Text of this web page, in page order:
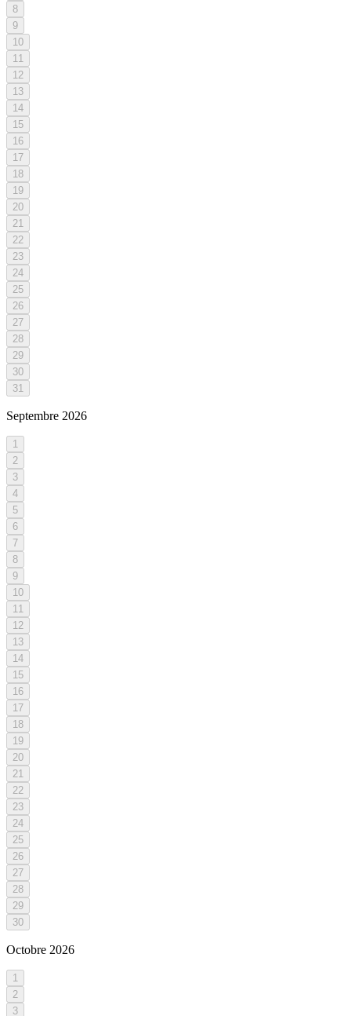
8
9
10
11
12
13
14
15
16
17
18
19
20
21
22
23
24
25
26
27
28
29
30
31
Septembre 2026
1
2
3
4
5
6
7
8
9
10
11
12
13
14
15
16
17
18
19
20
21
22
23
24
25
26
27
28
29
30
Octobre 2026
1
2
3